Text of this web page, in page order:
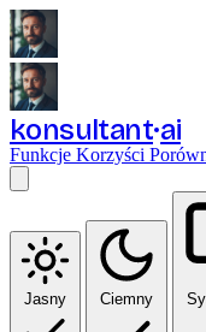
konsultant ai
Funkcje Korzyści
Jasny Ciemny